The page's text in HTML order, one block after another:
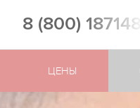
8 (800) 1871481
ЦЕНЫ